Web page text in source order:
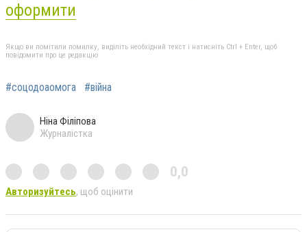
оформити
Якщо ви помітили помилку, виділіть необхідний текст і натисніть Ctrl + Enter, щоб
повідомити про це редакцію
#соцодоаомога #війна
Ніна Філіпова
Журналістка
0,0
Авторизуйтесь, щоб оцінити